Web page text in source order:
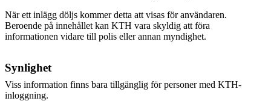
När ett inlägg döljs kommer detta att visas för användaren.
Beroende på innehållet kan KTH vara skyldig att föra
informationen vidare till polis eller annan myndighet.
Synlighet
Viss information finns bara tillgänglig för personer med KTH-
inloggning.